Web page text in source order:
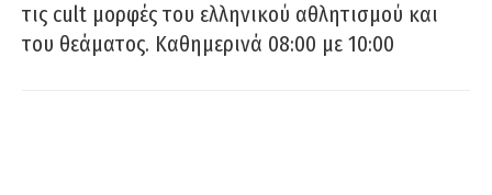
τις cult μορφές του ελληνικού αθλητισμού και
του θεάματος. Καθημερινά 08:00 με 10:00